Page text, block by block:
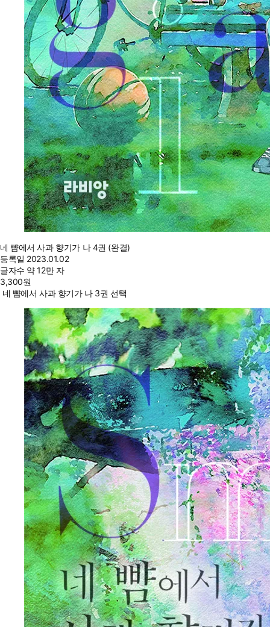
네 뺨에서 사과 향기가 나 4권 (완결)
등록일 2023.01.02
글자수 약 12만 자
3,300원
네 뺨에서 사과 향기가 나 3권 선택